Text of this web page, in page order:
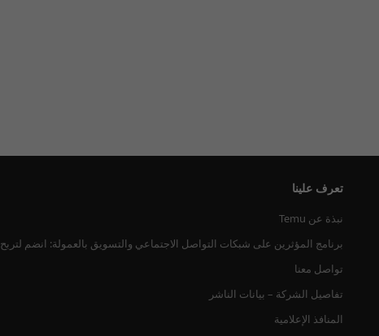
تعرف علينا
نبذة عن Temu
برنامج المؤثرين على شبكات التواصل الاجتماعي والتسويق بالعمولة: انضم لتربح
تواصل معنا
تفاصيل الشركة – بيانات الناشر
المنافذ الإعلامية